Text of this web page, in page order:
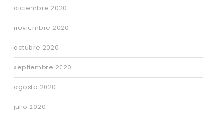
diciembre 2020
noviembre 2020
octubre 2020
septiembre 2020
agosto 2020
julio 2020